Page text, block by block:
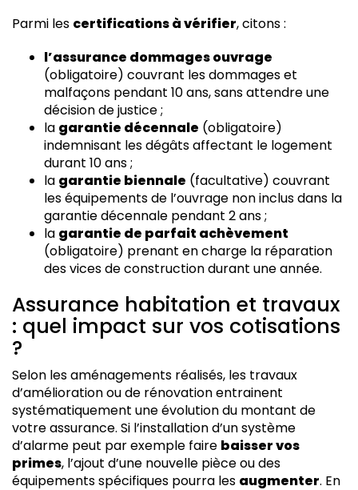
Parmi les certifications à vérifier, citons :
l’assurance dommages ouvrage
(obligatoire) couvrant les dommages et
malfaçons pendant 10 ans, sans attendre une
décision de justice ;
la garantie décennale (obligatoire)
indemnisant les dégâts affectant le logement
durant 10 ans ;
la garantie biennale (facultative) couvrant
les équipements de l’ouvrage non inclus dans la
garantie décennale pendant 2 ans ;
la garantie de parfait achèvement
(obligatoire) prenant en charge la réparation
des vices de construction durant une année.
Assurance habitation et travaux
: quel impact sur vos cotisations
?
Selon les aménagements réalisés, les travaux
d’amélioration ou de rénovation entrainent
systématiquement une évolution du montant de
votre assurance. Si l’installation d’un système
d’alarme peut par exemple faire baisser vos
primes, l’ajout d’une nouvelle pièce ou des
équipements spécifiques pourra les augmenter. En